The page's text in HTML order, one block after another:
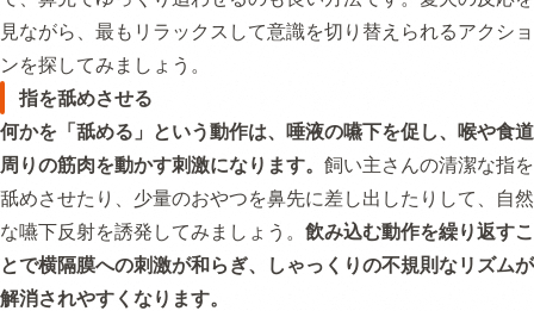
見ながら、最もリラックスして意識を切り替えられるアクショ
ンを探してみましょう。
指を舐めさせる
何かを「舐める」という動作は、唾液の嚥下を促し、喉や食道
周りの筋肉を動かす刺激になります。 飼い主さんの清潔な指を
舐めさせたり、少量のおやつを鼻先に差し出したりして、自然
な嚥下反射を誘発してみましょう。 飲み込む動作を繰り返すこ
とで横隔膜への刺激が和らぎ、しゃっくりの不規則なリズムが
解消されやすくなります。